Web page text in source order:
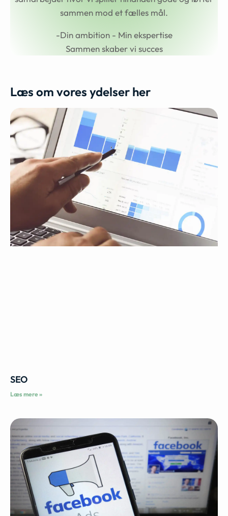
sammen mod et fælles mål.
-Din ambition - Min ekspertise
Sammen skaber vi succes
Læs om vores ydelser her
SEO
Læs mere »